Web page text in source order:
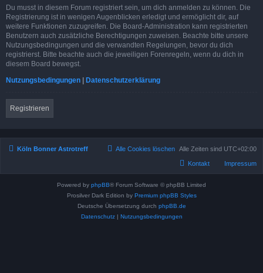
Du musst in diesem Forum registriert sein, um dich anmelden zu können. Die
Registrierung ist in wenigen Augenblicken erledigt und ermöglicht dir, auf
weitere Funktionen zuzugreifen. Die Board-Administration kann registrierten
Benutzern auch zusätzliche Berechtigungen zuweisen. Beachte bitte unsere
Nutzungsbedingungen und die verwandten Regelungen, bevor du dich
registrierst. Bitte beachte auch die jeweiligen Forenregeln, wenn du dich in
diesem Board bewegst.
Nutzungsbedingungen | Datenschutzerklärung
Registrieren
Köln Bonner Astrotreff Alle Zeiten sind UTC+02:00
Alle Cookies löschen
Impressum
Kontakt
Powered by phpBB® Forum Software © phpBB Limited
Prosilver Dark Edition by Premium phpBB Styles
Deutsche Übersetzung durch phpBB.de
Datenschutz| Nutzungsbedingungen